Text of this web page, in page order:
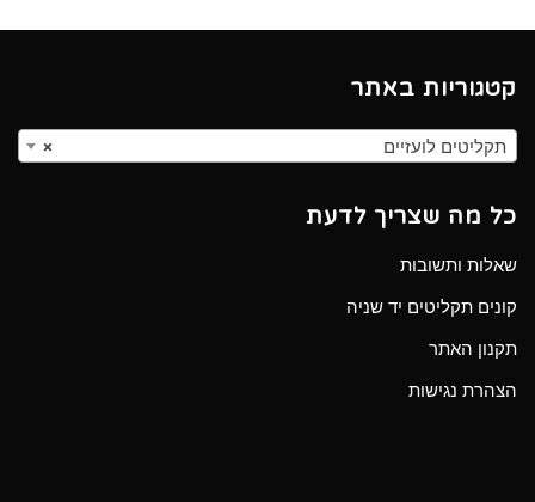
קטגוריות באתר
× תקליטים לועזיים
כל מה שצריך לדעת
שאלות ותשובות
קונים תקליטים יד שניה
תקנון האתר
הצהרת נגישות